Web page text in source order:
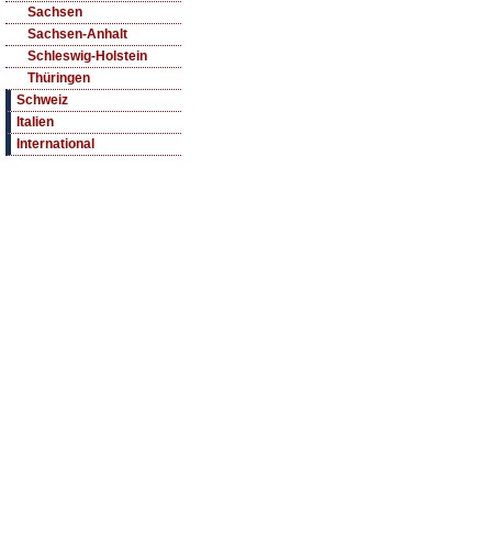
Sachsen
Sachsen-Anhalt
Schleswig-Holstein
Thüringen
Schweiz
Italien
International